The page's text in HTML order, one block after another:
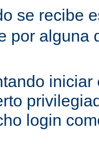
se recibe
por alguna
login